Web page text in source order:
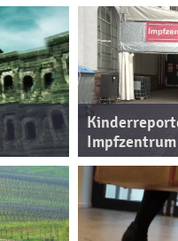
Impfzentrum